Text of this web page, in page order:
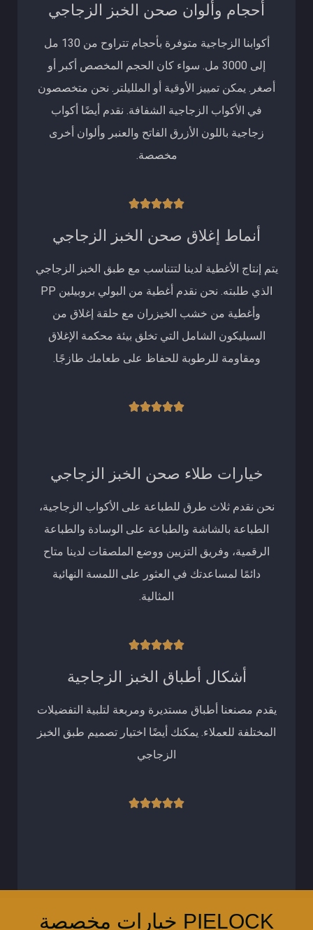
أحجام وألوان صحن الخبز الزجاجي
أكوابنا الزجاجية متوفرة بأحجام تتراوح من 130 مل
إلى 3000 مل. سواء كان الحجم المخصص أكبر أو
أصغر. يمكن تمييز الأوقية أو الملليلتر. نحن متخصصون
في الأكواب الزجاجية الشفافة. نقدم أيضًا أكواب
زجاجية باللون الأزرق الفاتح والعنبر وألوان أخرى
مخصصة.




تصنيف
من
5
أنماط إغلاق صحن الخبز الزجاجي
يتم إنتاج الأغطية لدينا لتتناسب مع طبق الخبز الزجاجي
الذي طلبته. نحن نقدم أغطية من البولي بروبيلين PP
وأغطية من خشب الخيزران مع حلقة إغلاق من
السيليكون الشامل التي تخلق بيئة محكمة الإغلاق
ومقاومة للرطوبة للحفاظ على طعامك طازجًا.




تصنيف
5
خيارات طلاء صحن الخبز الزجاجي
نحن نقدم ثلاث طرق للطباعة على الأكواب الزجاجية،
الطباعة بالشاشة والطباعة على الوسادة والطباعة
الرقمية، وفريق التزيين ووضع الملصقات لدينا متاح
دائمًا لمساعدتك في العثور على اللمسة النهائية
المثالية.




تصنيف
من
5
أشكال أطباق الخبز الزجاجية
يقدم مصنعنا أطباق مستديرة ومربعة لتلبية التفضيلات
المختلفة للعملاء. يمكنك أيضًا اختيار تصميم طبق الخبز
الزجاجي




تصنيف
PIELOCK خيارات مخصصة